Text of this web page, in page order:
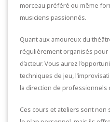
morceau préféré ou même
musiciens passionnés.
Quant aux amoureux du
régulièrement organisés
d’acteur. Vous aurez
techniques de jeu,
la direction de professionnels
Ces cours et ateliers sont